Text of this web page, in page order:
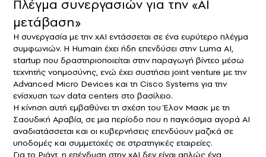
Πλέγμα συνεργασιών για την «AI
μετάβαση»
Η συνεργασία με την xAI εντάσσεται σε ένα ευρύτερο πλέγμα
συμφωνιών. Η Humain έχει ήδη επενδύσει στην Luma AI,
startup που δραστηριοποιείται στην παραγωγή βίντεο μέσω
τεχνητής νοημοσύνης, ενώ έχει συστήσει joint venture με την
Advanced Micro Devices και τη Cisco Systems για την
ενίσχυση των data centers στο βασίλειο.
Η κίνηση αυτή εμβαθύνει τη σχέση τουΈλον Μασκ με τη
Σαουδική Αραβία, σε μια περίοδο που η παγκόσμια αγορά AI
αναδιατάσσεται και οι κυβερνήσεις επενδύουν μαζικά σε
υποδομές και συμμετοχές σε στρατηγικές εταιρείες.